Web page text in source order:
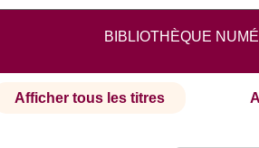
BIBLIOTHÈQUE
Afficher tous les titres